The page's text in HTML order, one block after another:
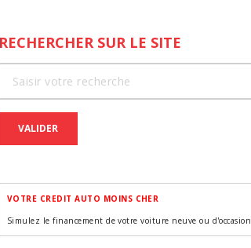
RECHERCHER SUR LE SITE
VALIDER
VOTRE CREDIT AUTO MOINS CHER
Simulez le financement de votre voiture neuve ou d'occasion